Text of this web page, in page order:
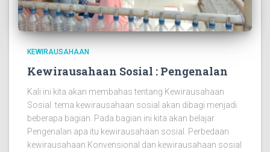
KEWIRAUSAHAAN
Kewirausahaan Sosial : Pengenalan
Kali ini kita akan membahas tentang Kewirausahaan
Sosial. tema kewirausahaan sosial akan dibagi menjadi
beberapa bagian. Pada bagian ini kita akan belajar
Pengenalan apa itu kewirausahaan sosial. Perbedaan
kewirausahaan Konvensional dan kewirausahaan sosial